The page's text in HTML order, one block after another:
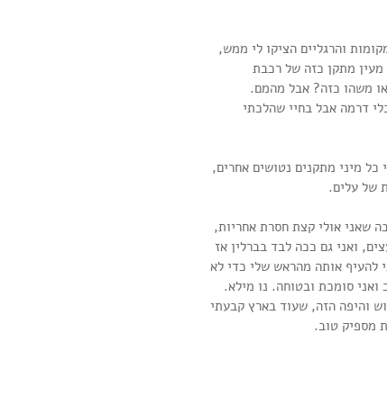
והרגליים הציקו לי ממש,
מעין מתקן כזה של רכבת
משהו כזה? אבל מהמם.
דרמה אבל בחיי שהלכתי
מיני מתקנים נטושים אחרים,
של עלים.
שאני אולי קצת חסרת אחריות,
ואני גם ככה לבד בברלין אז
להעיף אותה מהראש שלי כדי לא
ואני סומכת ובטוחה. נו מילא.
והיפה הזה, שעוד בארץ קבעתי
מספיק טוב.